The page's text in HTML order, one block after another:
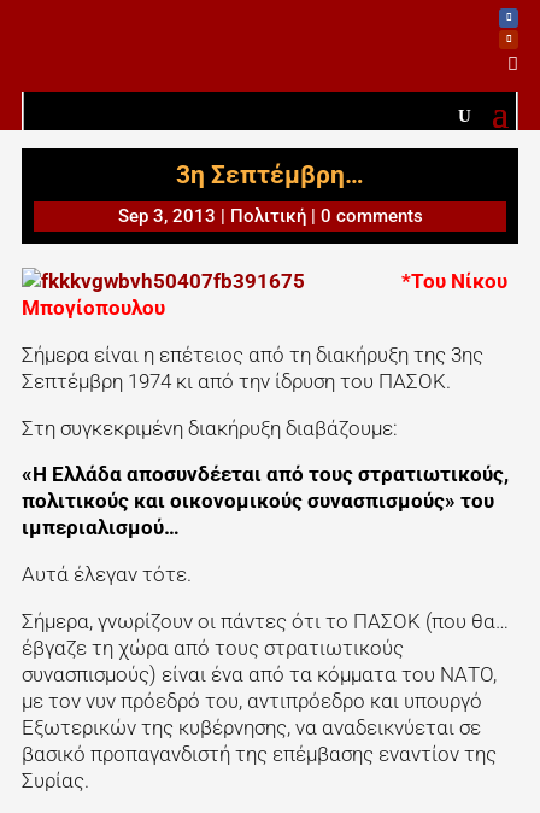

3η Σεπτέμβρη…
Sep 3, 2013 | Πολιτική| 0 comments
*Του Νίκου
Μπογίοπουλου
Σήμερα είναι η επέτειος από τη διακήρυξη της 3ης
Σεπτέμβρη 1974 κι από την ίδρυση του ΠΑΣΟΚ.
Στη συγκεκριμένη διακήρυξη διαβάζουμε:
«Η Ελλάδα αποσυνδέεται από τους στρατιωτικούς,
πολιτικούς και οικονομικούς συνασπισμούς» του
ιμπεριαλισμού…
Αυτά έλεγαν τότε.
Σήμερα, γνωρίζουν οι πάντες ότι το ΠΑΣΟΚ (που θα…
έβγαζε τη χώρα από τους στρατιωτικούς
συνασπισμούς) είναι ένα από τα κόμματα του ΝΑΤΟ,
με τον νυν πρόεδρό του, αντιπρόεδρο και υπουργό
Εξωτερικών της κυβέρνησης, να αναδεικνύεται σε
βασικό προπαγανδιστή της επέμβασης εναντίον της
Συρίας.